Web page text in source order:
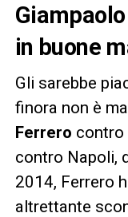
in buone
Gli sarebbe
finora non è
Ferrero contro
contro Napoli,
2014, Ferrero
altrettante